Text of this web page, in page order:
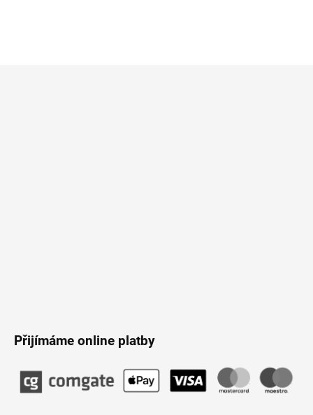
Přijímáme online platby